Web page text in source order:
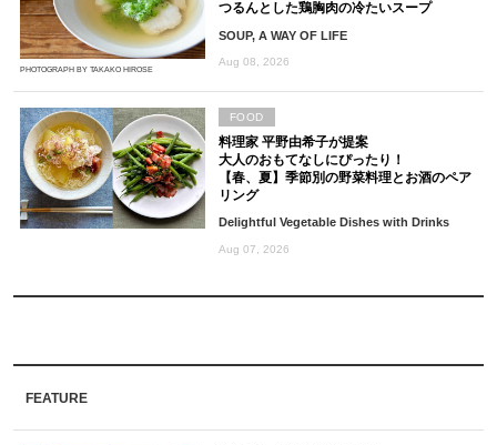
PHOTOGRAPH BY TAKAKO HIROSE
つるんとした鶏胸肉の冷たいスープ
SOUP, A WAY OF LIFE
Aug 08, 2026
料理家 平野由希子が提案
大人のおもてなしにぴったり！
【春、夏】季節別の野菜料理とお酒のペア
リング
Delightful Vegetable Dishes with Drinks
Aug 07, 2026
FOOD
FEATURE